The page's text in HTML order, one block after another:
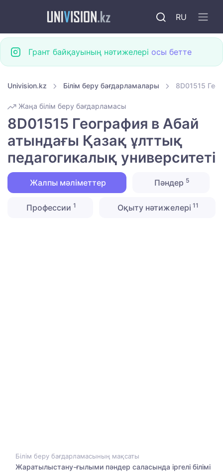
RU
Грант байқауының нәтижелері осы бетте
Univision.kz Білім беру бағдарламалары 8D01515
Жаңа білім беру бағдарламасы
8D01515 География в Абай
атындағы Қазақ ұлттық
педагогикалық университеті
Жалпы мәліметтер Пәндер 5
Профессии 1 Оқыту нәтижелері 11
Білім беру бағдарламасының мақсаты
Жаратылыстану-ғылыми пәндер саласында іргелі білімі